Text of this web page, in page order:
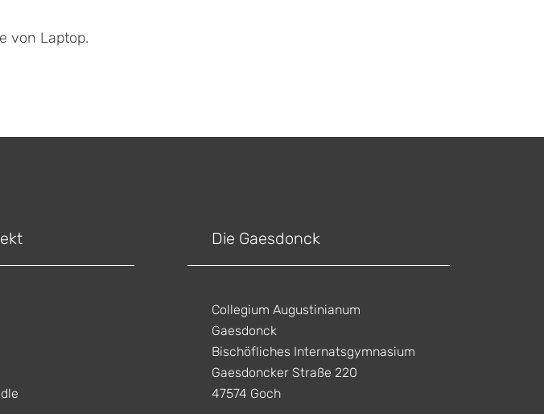
von Laptop.
Die Gaesdonck
Collegium Augustinianum
Gaesdonck
Bischöfliches Internatsgymnasium
Gaesdoncker Straße 220
47574 Goch